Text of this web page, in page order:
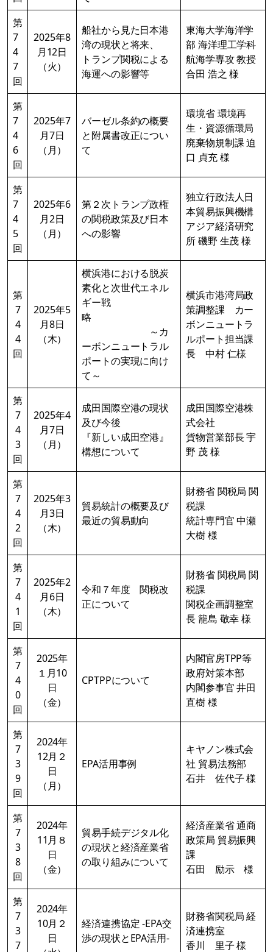
第
7
4
7
回
2025年8
月12日
（火）
船社から見た日本港
湾の現状と将来、
トランプ関税による
海運への影響等
東海大学海洋学
部 海洋理工学科
航海学専攻 教授
合田 浩之 様
第
7
4
6
回
2025年7
月7日
（月）
バーゼル条約の概要
と附属書改正につい
て
環境省 環境再
生・資源循環局
廃棄物規制課 迫
口 貞充 様
第
7
4
5
回
2025年6
月2日
（月）
第２次トランプ政権
の関税政策及び日本
への影響
独立行政法人日
本貿易振興機構
アジア経済研究
所 磯野 生茂 様
第
7
4
4
回
2025年5
月8日
（木）
横浜港における脱炭
素化と次世代エネル
ギー戦
略
～カ
ーボンニュートラル
ポートの実現に向け
て～
横浜市港湾局政
策調整課 カー
ボンニュートラ
ルポート担当課
長 中村 仁様
第
7
4
3
回
2025年4
月7日
（月）
成田国際空港の現状
及び今後
『新しい成田空港』
構想について
成田国際空港株
式会社
貨物営業部長 宇
野 茂 様
第
7
4
2
回
2025年3
月3日
（木）
貿易統計の概要及び
最近の貿易動向
財務省 関税局 関
税課
統計専門官 中瀬
大樹 様
第
7
4
1
回
2025年2
月6日
（木）
令和７年度 関税改
正について
財務省 関税局 関
税課
関税企画調整室
長 籠島 敬幸 様
第
7
4
0
回
2025年
１月10
日
（金）
CPTPPについて
内閣官房TPP等
政府対策本部
内閣参事官 井田
直樹 様
第
7
3
9
回
2024年
12月２
日
（月）
EPA活用事例
キヤノン株式会
社 貿易法務部
石井 佐代子 様
第
7
3
8
回
2024年
11月８
日
（金）
貿易手続デジタル化
の現状と経済産業省
の取り組みについて
経済産業省 通商
政策局 貿易振興
課
石田 励示 様
第
7
3
7
2024年
10月２
日
経済連携協定 -EPA交
渉の現状とEPA活用-
財務省関税局 経
済連携室
香川 里子 様